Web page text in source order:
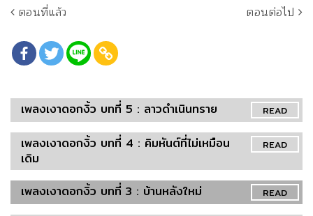
ตอนที่แล้ว ตอนต่อไป
READ
เพลงเงาดอกงิ้ว บทที่ 5 : ลาวดำเนินทราย
READ
เพลงเงาดอกงิ้ว บทที่ 4 : คิมหันต์ที่ไม่เหมือน
เดิม
READ
เพลงเงาดอกงิ้ว บทที่ 3 : บ้านหลังใหม่